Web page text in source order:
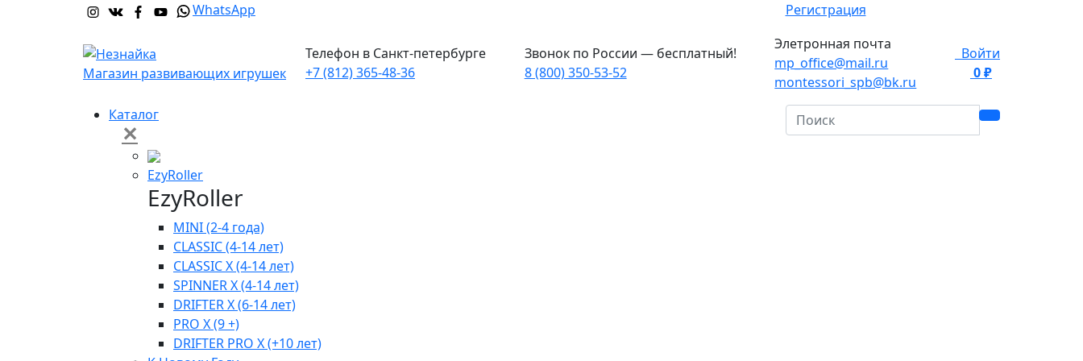
WhatsApp Регистрация
Магазин развивающих игрушек
Телефон в Санкт-петербурге
+7 (812) 365-48-36
Звонок по России — бесплатный!
8 (800) 350-53-52
Элетронная почта
mp_office@mail.ru
montessori_spb@bk.ru
Войти
0 ₽
Каталог
✕
EzyRoller
EzyRoller
MINI (2-4 года)
CLASSIC (4-14 лет)
CLASSIC X (4-14 лет)
SPINNER X (4-14 лет)
DRIFTER X (6-14 лет)
PRO X (9 +)
DRIFTER PRO X (+10 лет)